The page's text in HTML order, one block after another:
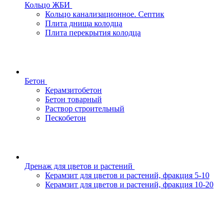
Кольцо ЖБИ
Кольцо канализационное. Септик
Плита днища колодца
Плита перекрытия колодца
Бетон
Керамзитобетон
Бетон товарный
Раствор строительный
Пескобетон
Дренаж для цветов и растений
Керамзит для цветов и растений, фракция 5-10
Керамзит для цветов и растений, фракция 10-20